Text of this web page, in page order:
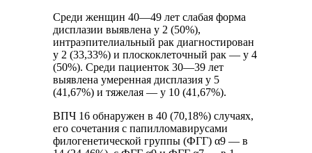
Среди женщин 40—49 лет слабая форма
дисплазии выявлена у 2 (50%),
интраэпителиальный рак диагностирован
у 2 (33,33%) и плоскоклеточный рак — у 4
(50%). Среди пациенток 30—39 лет
выявлена умеренная дисплазия у 5
(41,67%) и тяжелая — у 10 (41,67%).
ВПЧ 16 обнаружен в 40 (70,18%) случаях,
его сочетания с папилломавирусами
филогенетической группы (ФГГ) α9 — в